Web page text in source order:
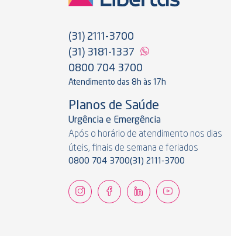
(31) 2111-3700
(31) 3181-1337
0800 704 3700
Atendimento das 8h às 17h
Planos de Saúde
Urgência e Emergência
Após o horário de atendimento nos dias
úteis, finais de semana e feriados
0800 704 3700(31) 2111-3700